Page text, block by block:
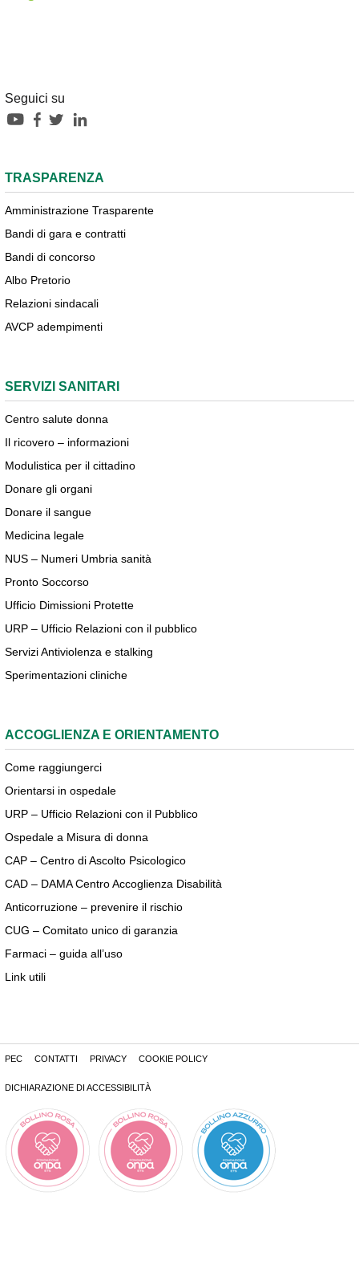
Seguici su
TRASPARENZA
Amministrazione Trasparente
Bandi di gara e contratti
Bandi di concorso
Albo Pretorio
Relazioni sindacali
AVCP adempimenti
SERVIZI SANITARI
Centro salute donna
Il ricovero – informazioni
Modulistica per il cittadino
Donare gli organi
Donare il sangue
Medicina legale
NUS – Numeri Umbria sanità
Pronto Soccorso
Ufficio Dimissioni Protette
URP – Ufficio Relazioni con il pubblico
Servizi Antiviolenza e stalking
Sperimentazioni cliniche
ACCOGLIENZA E ORIENTAMENTO
Come raggiungerci
Orientarsi in ospedale
URP – Ufficio Relazioni con il Pubblico
Ospedale a Misura di donna
CAP – Centro di Ascolto Psicologico
CAD – DAMA Centro Accoglienza Disabilità
Anticorruzione – prevenire il rischio
CUG – Comitato unico di garanzia
Farmaci – guida all’uso
Link utili
PEC CONTATTI PRIVACY COOKIE POLICY
DICHIARAZIONE DI ACCESSIBILITÀ